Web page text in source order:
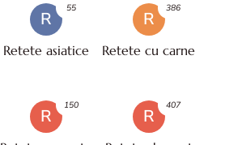
R
Retete asiatice
55
R
Retete cu carne
386
R
150
R
407